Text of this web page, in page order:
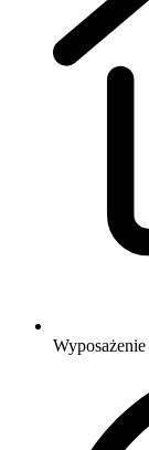
Wyposażenie